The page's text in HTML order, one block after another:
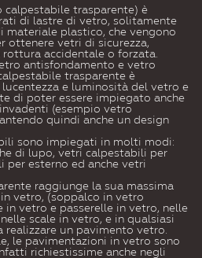
trasparente) è
di lastre di vetro, solitamente
materiale plastico, che vengono
ottenere vetri di sicurezza,
accidentale o forzata.
antisfondamento e vetro
trasparente è
e luminosità del vetro e
di poter essere impiegato anche
(esempio vetro
quindi anche un design
sono impiegati in molti modi:
di lupo, vetri calpestabili per
per esterno ed anche vetri
raggiunge la sua massima
vetro, (soppalco in vetro
in vetro e passerelle in vetro, nelle
scale in vetro, e in qualsiasi
un pavimento vetro.
le pavimentazioni in vetro sono
richiestissime anche negli